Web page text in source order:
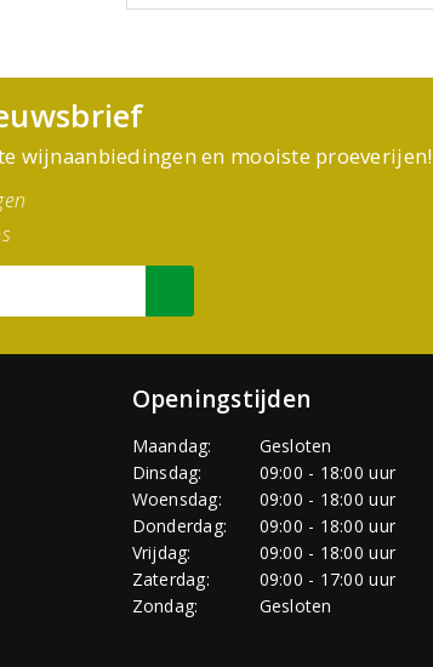
wijnaanbiedingen en mooiste proeverijen!
Openingstijden
Maandag:
Gesloten
Dinsdag:
09:00 - 18:00 uur
Woensdag:
09:00 - 18:00 uur
Donderdag:
09:00 - 18:00 uur
Vrijdag:
09:00 - 18:00 uur
Zaterdag:
09:00 - 17:00 uur
Zondag:
Gesloten